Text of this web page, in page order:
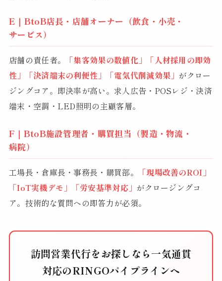
E｜BtoB店長・店舗オーナー（飲食・小売・
サービス）
店舗の責任者。
「集客効果の数値化」「人材採用の即効
性」「決済端末の利便性」「電気代削減効果」 がクロー
ジングコア。即決率が高い。求人広告・POSレジ・決済
端末・空調・LED照明の主顧客層。
F｜BtoB施設管理者・購買担当（製造・物流・
病院）
工場長・倉庫長・事務長・購買部。
「現場改善のROI」
「IoT実機デモ」「労安基準対応」 がクロージングコ
ア。技術的な質問への即答力が必須。
訪問営業代行をお探しなら一気通貫
対応のRINGOパイプラインへ